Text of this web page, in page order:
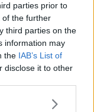
parties prior to
of the further
third parties on the
information may
the IAB’s List of
disclose it to other